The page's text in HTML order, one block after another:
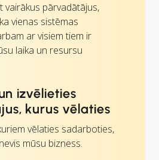
vairākus pārvadātājus,
vienas sistēmas
ar visiem tiem ir
laika un resursu
izvēlieties
kurus vēlaties
vēlaties sadarboties,
mūsu bizness.